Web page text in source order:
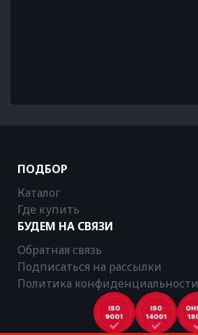
ПОДБОР
Каталог
Где купить
БУДЕМ НА СВЯЗИ
Обратная связь
Подписаться на рассылки
Политика конфиденциальности